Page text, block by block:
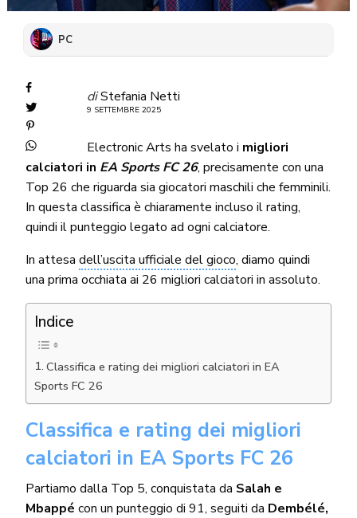
PC
diStefania Netti
9 SETTEMBRE 2025
Electronic Arts ha svelato i migliori
calciatori in EA Sports FC 26, precisamente con una
Top 26 che riguarda sia giocatori maschili che femminili.
In questa classifica è chiaramente incluso il rating,
quindi il punteggio legato ad ogni calciatore.
In attesa dell’uscita ufficiale del gioco, diamo quindi
una prima occhiata ai 26 migliori calciatori in assoluto.
Indice
Classifica e rating dei migliori calciatori in EA
Sports FC 26
Classifica e rating dei migliori
calciatori in EA Sports FC 26
Partiamo dalla Top 5, conquistata da Salah e
Mbappé con un punteggio di 91, seguiti da Dembélé,